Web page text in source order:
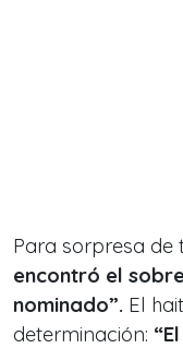
Para sorpresa de
encontró el
nominado”. El
determinación: